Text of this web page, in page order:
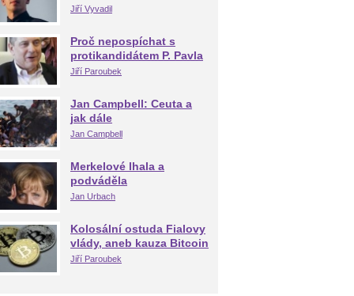
Jiří Vyvadil
Proč nepospíchat s
protikandidátem P. Pavla
Jiří Paroubek
Jan Campbell: Ceuta a
jak dále
Jan Campbell
Merkelové lhala a
podváděla
Jan Urbach
Kolosální ostuda Fialovy
vlády, aneb kauza Bitcoin
Jiří Paroubek